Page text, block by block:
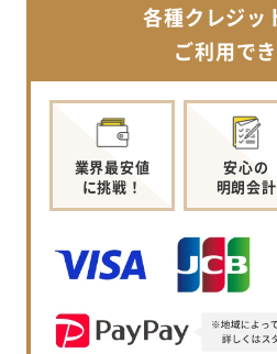
各種クレジッ
ご利用で
業界最安値
に挑戦！
安心の
明朗会計